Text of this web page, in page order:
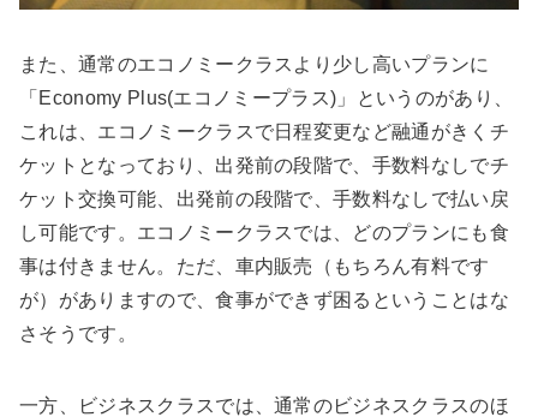
また、通常のエコノミークラスより少し高いプランに
「Economy Plus(エコノミープラス)」というのがあり、
これは、エコノミークラスで日程変更など融通がきくチ
ケットとなっており、出発前の段階で、手数料なしでチ
ケット交換可能、出発前の段階で、手数料なしで払い戻
し可能です。エコノミークラスでは、どのプランにも食
事は付きません。ただ、車内販売（もちろん有料です
が）がありますので、食事ができず困るということはな
さそうです。
一方、ビジネスクラスでは、通常のビジネスクラスのほ